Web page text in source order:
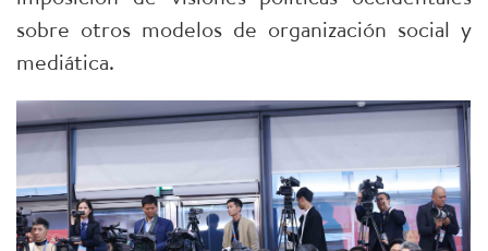
sobre otros modelos de organización social y
mediática.